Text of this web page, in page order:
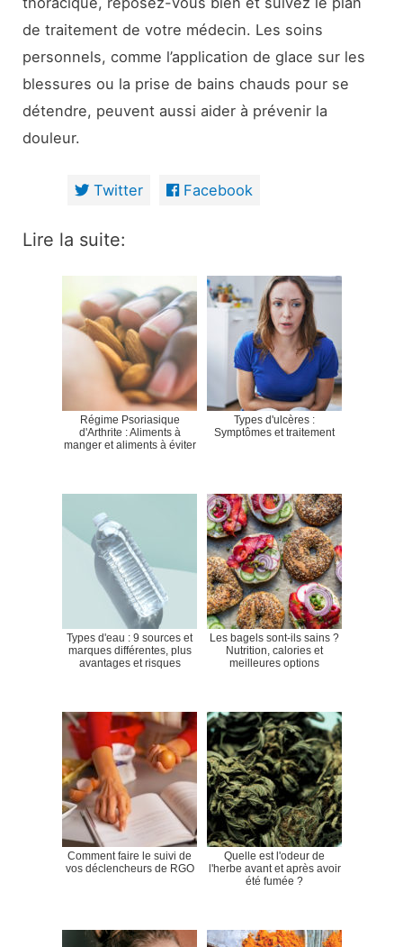
de traitement de votre médecin. Les soins
personnels, comme l’application de glace sur les
blessures ou la prise de bains chauds pour se
détendre, peuvent aussi aider à prévenir la
douleur.
Twitter Facebook
Lire la suite:
Régime Psoriasique
d'Arthrite : Aliments à
manger et aliments à éviter
Types d'ulcères :
Symptômes et traitement
Types d'eau : 9 sources et
marques différentes, plus
avantages et risques
Les bagels sont-ils sains ?
Nutrition, calories et
meilleures options
Comment faire le suivi de
vos déclencheurs de RGO
Quelle est l'odeur de
l'herbe avant et après avoir
été fumée ?